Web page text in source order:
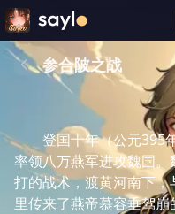
参合陂之战
登国十年（公元395
率领八万燕军进攻魏国
打的战术，渡黄河南下
里传来了燕帝慕容垂驾崩